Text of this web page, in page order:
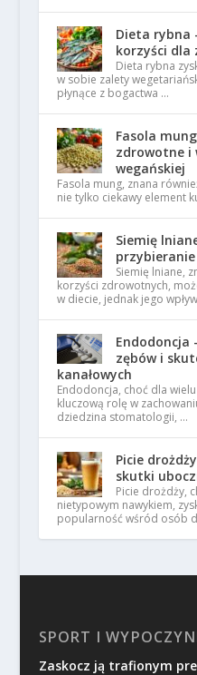
Dieta rybna
korzyści dla
Dieta rybna
w sobie zalety
płynące z bogactwa …
Fasola
zdrowotne i
wegańskiej
Fasola mung, znana
nie tylko ciekawy element
Siemię
przybieranie
Siemię lniane,
korzyści zdrowotnych,
w diecie, jednak jego
Endodoncja
zębów i
kanałowych
Endodoncja, choć dla
kluczową rolę w
dziedzina stomatologii, …
Picie
skutki
Picie drożdży,
nietypowym nawykiem,
popularność wśród osób
SPORT I
Zaskocz ją trafionym